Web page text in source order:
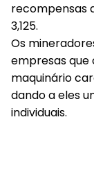
recompensas
3,125.
Os
empresas que
maquinário
dando a eles
individuais.